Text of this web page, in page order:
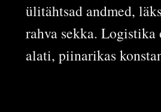
ülitähtsad andmed,
rahva sekka.
alati, piinarikas